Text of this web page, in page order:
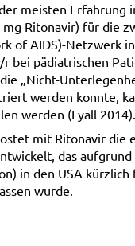
meisten Erfahrung
Ritonavir) für die
of AIDS)-Netzwerk
bei pädiatrischen
„Nicht-
werden konnte,
werden (Lyall 2014).
mit Ritonavir die
das
in den USA
wurde.